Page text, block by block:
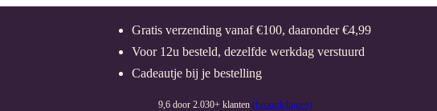
Gratis verzending vanaf €100, daaronder €4,99
Voor 12u besteld, dezelfde werkdag verstuurd
Cadeautje bij je bestelling
9,6 door 2.030+ klanten (beoordelingen)